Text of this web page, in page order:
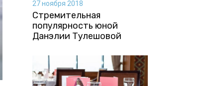
27 ноября 2018
Стремительная
популярность юной
Данэлии Тулешовой